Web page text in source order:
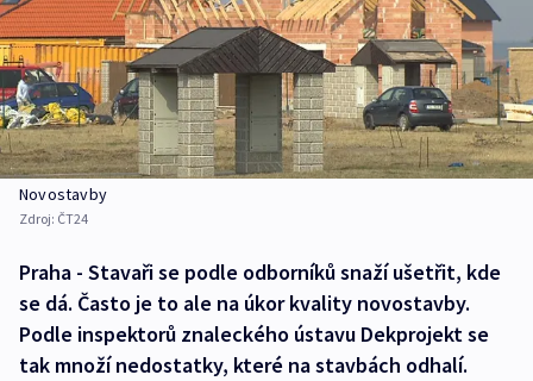
Novostavby
Zdroj: ČT24
Praha - Stavaři se podle odborníků snaží ušetřit, kde
se dá. Často je to ale na úkor kvality novostavby.
Podle inspektorů znaleckého ústavu Dekprojekt se
tak množí nedostatky, které na stavbách odhalí.